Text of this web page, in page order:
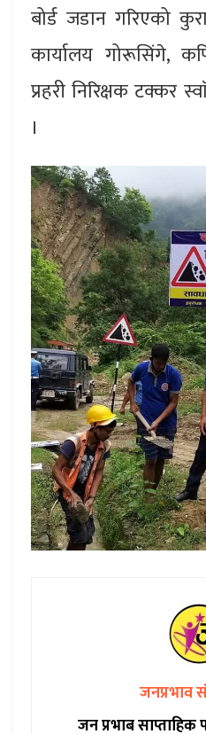
बोर्ड जडान गरिएको
कार्यालय गोरूसिंगे,
प्रहरी निरिक्षक टक्कर
।
जनप्रभाव
जन प्रभाब साप्ताहिक